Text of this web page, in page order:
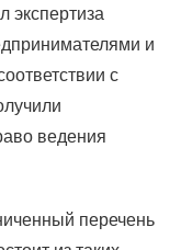
экспертиза
и
с
ведения
перечень